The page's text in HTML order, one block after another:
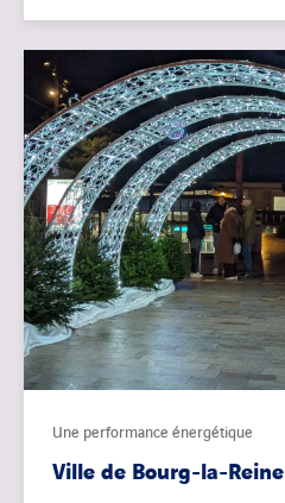
Une performance énergétique
Ville de Bourg-la-Reine